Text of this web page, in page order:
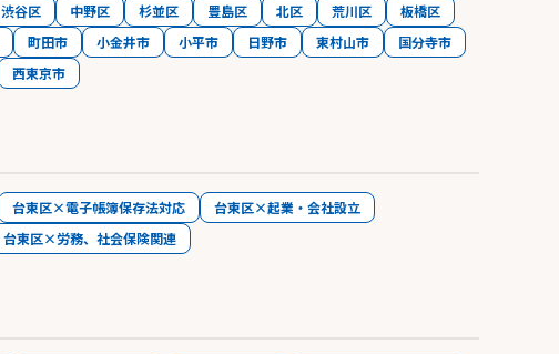
渋谷区 中野区 杉並区 豊島区 北区 荒川区
板橋区
町田市 小金井市 小平市 日野市 東村山市
国分寺市
西東京市
台東区×電子帳簿保存法対応
台東区×起業・会社設立
台東区×労務、社会保険関連